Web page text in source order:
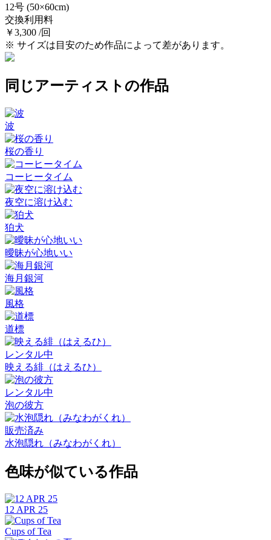
12号 (50×60cm)
交換利用料
￥3,300 /回
※ サイズは目安のため作品によって差があります。
同じアーティストの作品
波
桜の香り
コーヒータイム
夜空に溶け込む
狛犬
曖昧が心地いい
海月銀河
風格
道標
レンタル中
映える緋（はえるひ）
レンタル中
泡の彼方
販売済み
水泡隠れ（みなわがくれ）
色味が似ている作品
12 APR 25
Cups of Tea